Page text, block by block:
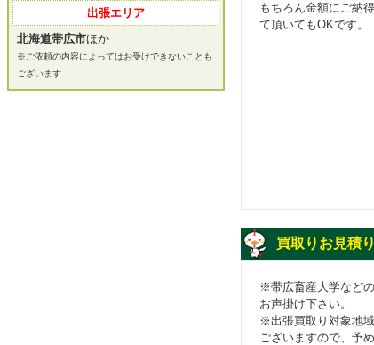
もちろん金額にご納
て頂いてもOKです。
買取りお見積
※帯広畜産大学など
お声掛け下さい。
※出張買取り対象地
ございますので、予
出張エリア
北海道帯広市ほか
※ご依頼の内容によってはお受けできないことも
ございます